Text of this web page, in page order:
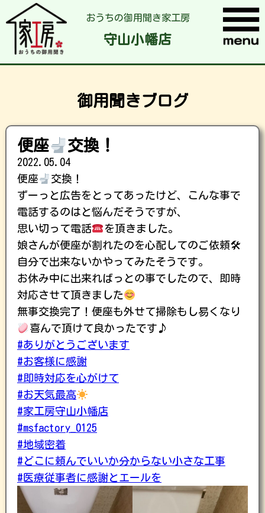
おうちの御用聞き家工房
守山小幡店
御用聞きブログ
便座 交換！
2022.05.04
便座
交換！
ずーっと広告をとってあったけど、こんな事で
電話するのはと悩んだそうですが、
思い切って電話
を頂きました。
娘さんが便座が割れたのを心配してのご依頼🛠
自分で出来ないかやってみたそうです。
お休み中に出来ればっとの事でしたので、即時
対応させて頂きました
無事交換完了！便座も外せて掃除もし易くなり
喜んで頂けて良かったです♪
#ありがとうございます
#お客様に感謝
#即時対応を心がけて
#お天気最高
#家工房守山小幡店
#msfactory_0125
#地域密着
#どこに頼んでいいか分からない小さな工事
#医療従事者に感謝とエールを